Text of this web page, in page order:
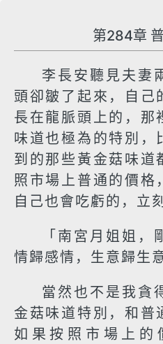
第284章
李長安聽見夫妻
頭卻皺了起來，自己
長在龍脈頭上的，那
味道也極為的特別，
到的那些黃金菇味道
照市場上普通的價格
自己也會吃虧的，立
「南宮月姐姐
情歸感情，生意歸生意
當然也不是我貪
金菇味道特別，和普
如果按照市場上的